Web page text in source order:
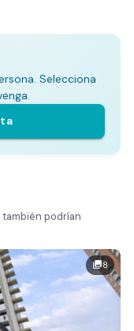
este Análisis
Selecciona
podrían
photo_library8